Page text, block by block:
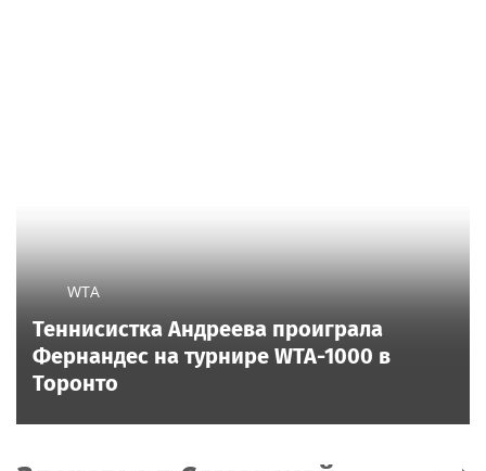
WTA
Теннисистка Андреева проиграла
Фернандес на турнире WTA-1000 в
Торонто